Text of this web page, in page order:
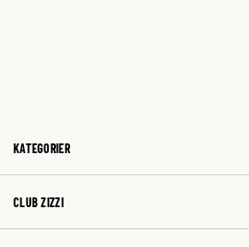
KATEGORIER
CLUB ZIZZI